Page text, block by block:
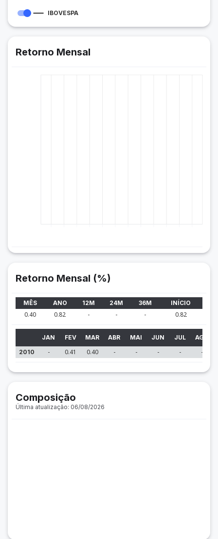
IBOVESPA
Retorno Mensal
Retorno Mensal (%)
MÊS ANO 12M 24M 36M INÍCIO
0.40 0.82 - - - 0.82
JAN FEV MAR ABR MAI JUN JUL AGO
2010
- 0.41 0.40 - - - - -
Composição
Última atualização: 06/08/2026